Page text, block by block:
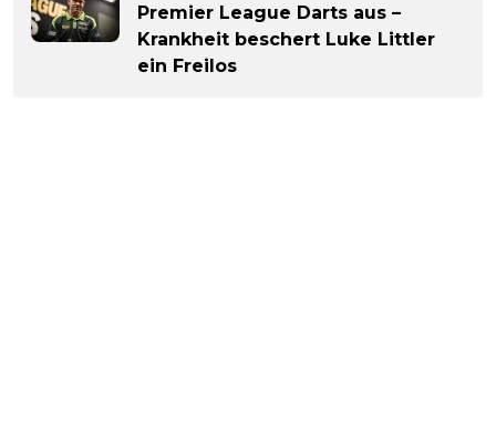
Premier League Darts aus –
Krankheit beschert Luke Littler
ein Freilos